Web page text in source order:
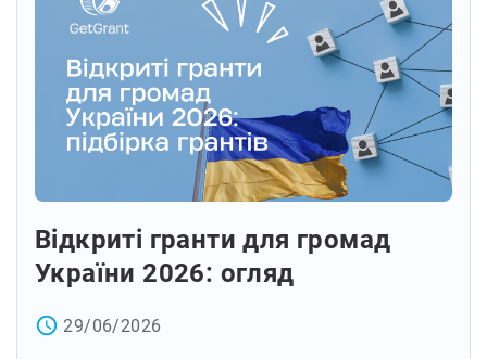
Відкриті гранти для громад
України 2026: огляд
access_time 29/06/2026